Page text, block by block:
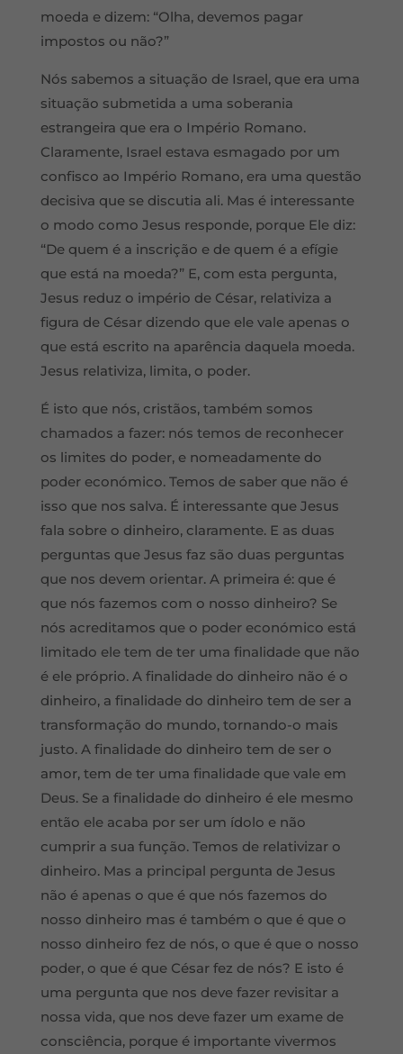
moeda e dizem: “Olha, devemos pagar
impostos ou não?”
Nós sabemos a situação de Israel, que era uma
situação submetida a uma soberania
estrangeira que era o Império Romano.
Claramente, Israel estava esmagado por um
confisco ao Império Romano, era uma questão
decisiva que se discutia ali. Mas é interessante
o modo como Jesus responde, porque Ele diz:
“De quem é a inscrição e de quem é a efígie
que está na moeda?” E, com esta pergunta,
Jesus reduz o império de César, relativiza a
figura de César dizendo que ele vale apenas o
que está escrito na aparência daquela moeda.
Jesus relativiza, limita, o poder.
É isto que nós, cristãos, também somos
chamados a fazer: nós temos de reconhecer
os limites do poder, e nomeadamente do
poder económico. Temos de saber que não é
isso que nos salva. É interessante que Jesus
fala sobre o dinheiro, claramente. E as duas
perguntas que Jesus faz são duas perguntas
que nos devem orientar. A primeira é: que é
que nós fazemos com o nosso dinheiro? Se
nós acreditamos que o poder económico está
limitado ele tem de ter uma finalidade que não
é ele próprio. A finalidade do dinheiro não é o
dinheiro, a finalidade do dinheiro tem de ser a
transformação do mundo, tornando-o mais
justo. A finalidade do dinheiro tem de ser o
amor, tem de ter uma finalidade que vale em
Deus. Se a finalidade do dinheiro é ele mesmo
então ele acaba por ser um ídolo e não
cumprir a sua função. Temos de relativizar o
dinheiro. Mas a principal pergunta de Jesus
não é apenas o que é que nós fazemos do
nosso dinheiro mas é também o que é que o
nosso dinheiro fez de nós, o que é que o nosso
poder, o que é que César fez de nós? E isto é
uma pergunta que nos deve fazer revisitar a
nossa vida, que nos deve fazer um exame de
consciência, porque é importante vivermos